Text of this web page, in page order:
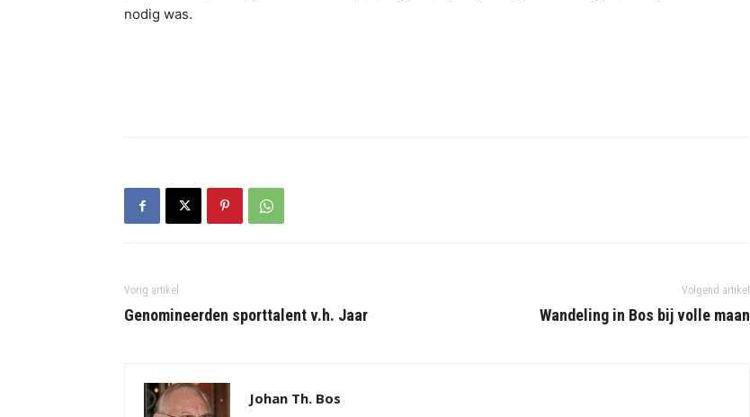
nodig was.
Vorig artikel
Genomineerden sporttalent v.h. Jaar
Volgend artikel
Wandeling in Bos bij volle maan
Johan Th. Bos